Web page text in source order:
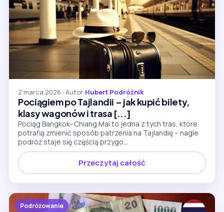
2 marca 2026 •Autor:Hubert Podróżnik
Pociągiem po Tajlandii – jak kupić bilety,
klasy wagonów i trasa [...]
Pociąg Bangkok–Chiang Mai to jedna z tych tras, które
potrafią zmienić sposób patrzenia na Tajlandię – nagle
podróż staje się częścią przygo...
Przeczytaj całość
Podróżowanie